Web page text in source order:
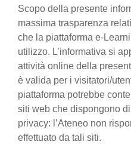
Scopo della presente
massima trasparenza
che la piattaforma e-
utilizzo. L’informativa si
attività online della
è valida per i visitatori/
piattaforma potrebbe
siti web che dispongono
privacy: l’Ateneo non
effettuato da tali siti.